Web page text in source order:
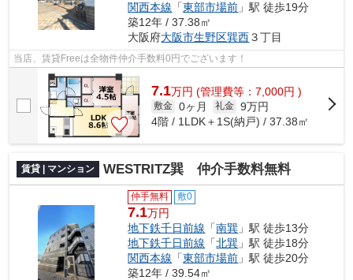
関西本線 「東部市場前 」駅 徒歩19分
築12年 / 37.38㎡
大阪府大阪市生野区巽西３丁目
当店、賃貸Freeは全物件仲介手数料0円でございます！
7.1万円 (管理費等：7,000円 )
敷金 0ヶ月 礼金 9万円
4階 / 1LDK＋1S(納戸) / 37.38㎡
賃貸 | マンション WESTRITZ巽 仲介手数料無料
仲手無料 敷0
7.1万円
地下鉄千日前線 「南巽 」駅 徒歩13分
地下鉄千日前線 「北巽 」駅 徒歩18分
関西本線 「東部市場前 」駅 徒歩20分
築12年 / 39.54㎡